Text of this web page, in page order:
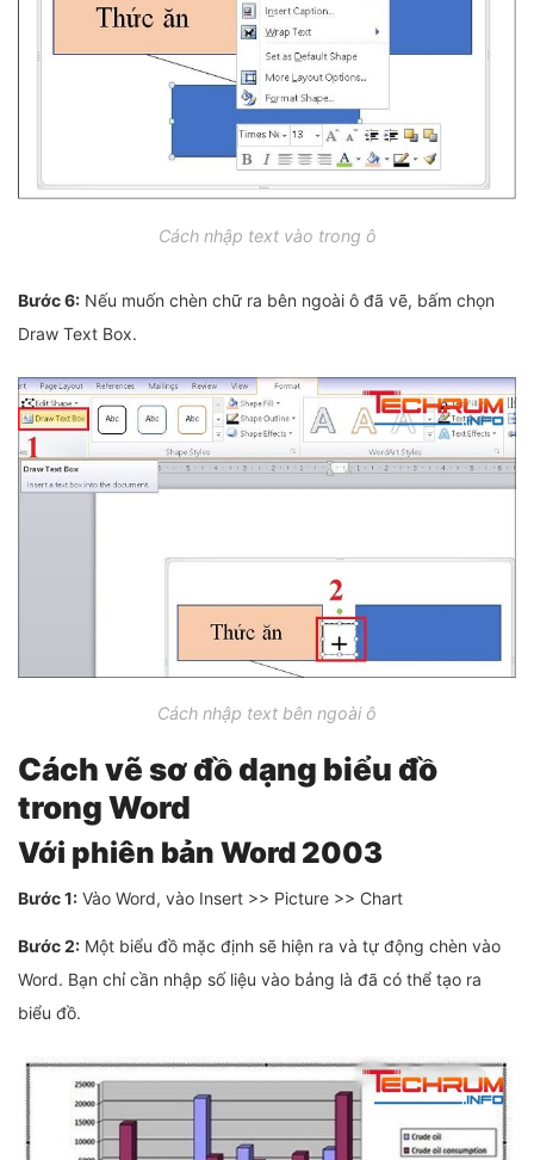
Cách nhập text vào trong ô
Bước 6: Nếu muốn chèn chữ ra bên ngoài ô đã vẽ, bấm chọn
Draw Text Box.
Cách nhập text bên ngoài ô
Cách vẽ sơ đồ dạng biểu đồ
trong Word
Với phiên bản Word 2003
Bước 1: Vào Word, vào Insert >> Picture >> Chart
Bước 2: Một biểu đồ mặc định sẽ hiện ra và tự động chèn vào
Word. Bạn chỉ cần nhập số liệu vào bảng là đã có thể tạo ra
biểu đồ.